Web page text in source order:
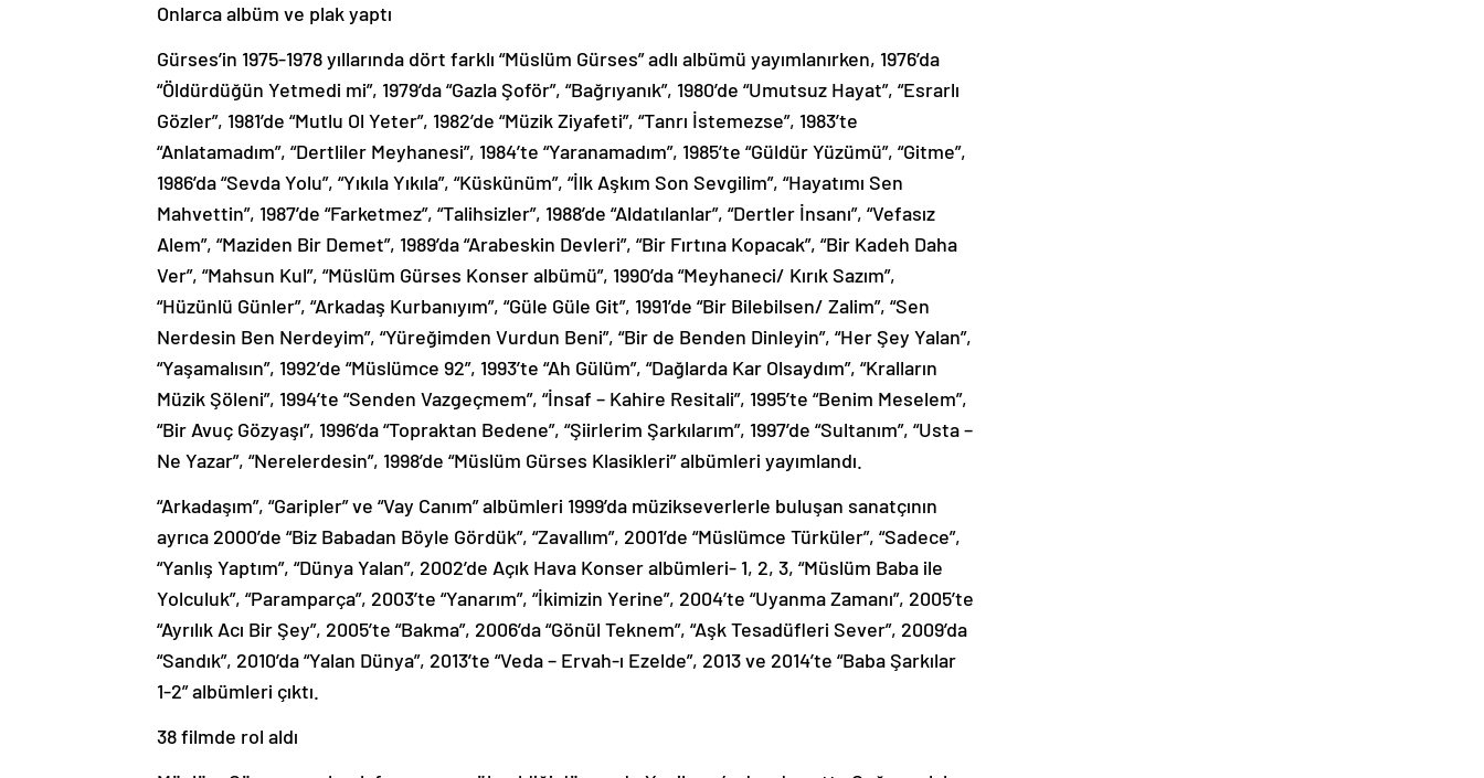
Onlarca albüm ve plak yaptı
Gürses’in 1975-1978 yıllarında dört farklı “Müslüm Gürses” adlı albümü yayımlanırken, 1976’da
“Öldürdüğün Yetmedi mi”, 1979’da “Gazla Şoför”, “Bağrıyanık”, 1980’de “Umutsuz Hayat”, “Esrarlı
Gözler”, 1981’de “Mutlu Ol Yeter”, 1982’de “Müzik Ziyafeti”, “Tanrı İstemezse”, 1983’te
“Anlatamadım”, “Dertliler Meyhanesi”, 1984’te “Yaranamadım”, 1985’te “Güldür Yüzümü”, “Gitme”,
1986’da “Sevda Yolu”, “Yıkıla Yıkıla”, “Küskünüm”, “İlk Aşkım Son Sevgilim”, “Hayatımı Sen
Mahvettin”, 1987’de “Farketmez”, “Talihsizler”, 1988’de “Aldatılanlar”, “Dertler İnsanı”, “Vefasız
Alem”, “Maziden Bir Demet”, 1989’da “Arabeskin Devleri”, “Bir Fırtına Kopacak”, “Bir Kadeh Daha
Ver”, “Mahsun Kul”, “Müslüm Gürses Konser albümü”, 1990’da “Meyhaneci/ Kırık Sazım”,
“Hüzünlü Günler”, “Arkadaş Kurbanıyım”, “Güle Güle Git”, 1991’de “Bir Bilebilsen/ Zalim”, “Sen
Nerdesin Ben Nerdeyim”, “Yüreğimden Vurdun Beni”, “Bir de Benden Dinleyin”, “Her Şey Yalan”,
“Yaşamalısın”, 1992’de “Müslümce 92”, 1993’te “Ah Gülüm”, “Dağlarda Kar Olsaydım”, “Kralların
Müzik Şöleni”, 1994’te “Senden Vazgeçmem”, “İnsaf – Kahire Resitali”, 1995’te “Benim Meselem”,
“Bir Avuç Gözyaşı”, 1996’da “Topraktan Bedene”, “Şiirlerim Şarkılarım”, 1997’de “Sultanım”, “Usta –
Ne Yazar”, “Nerelerdesin”, 1998’de “Müslüm Gürses Klasikleri” albümleri yayımlandı.
“Arkadaşım”, “Garipler” ve “Vay Canım” albümleri 1999’da müzikseverlerle buluşan sanatçının
ayrıca 2000’de “Biz Babadan Böyle Gördük”, “Zavallım”, 2001’de “Müslümce Türküler”, “Sadece”,
“Yanlış Yaptım”, “Dünya Yalan”, 2002’de Açık Hava Konser albümleri- 1, 2, 3, “Müslüm Baba ile
Yolculuk”, “Paramparça”, 2003’te “Yanarım”, “İkimizin Yerine”, 2004’te “Uyanma Zamanı”, 2005’te
“Ayrılık Acı Bir Şey”, 2005’te “Bakma”, 2006’da “Gönül Teknem”, “Aşk Tesadüfleri Sever”, 2009’da
“Sandık”, 2010’da “Yalan Dünya”, 2013’te “Veda – Ervah-ı Ezelde”, 2013 ve 2014’te “Baba Şarkılar
1-2” albümleri çıktı.
38 filmde rol aldı